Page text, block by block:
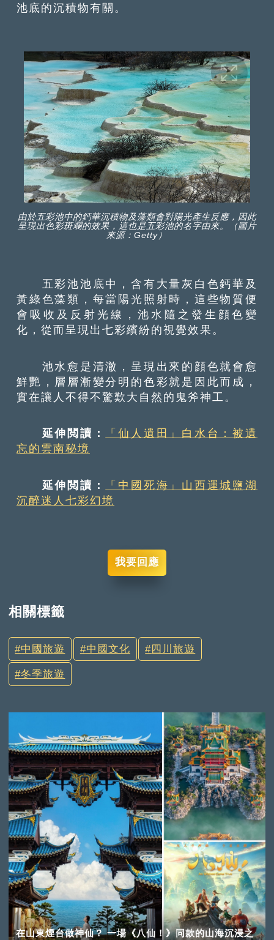
池底的沉積物有關。
由於五彩池中的鈣華沉積物及藻類會對陽光產生反應，因此
呈現出色彩斑斕的效果，這也是五彩池的名字由來。（圖片
來源：Getty）
五彩池池底中，含有大量灰白色鈣華及
黃綠色藻類，每當陽光照射時，這些物質便
會吸收及反射光線，池水隨之發生顔色變
化，從而呈現出七彩繽紛的視覺效果。
池水愈是清澈，呈現出來的顔色就會愈
鮮艷，層層漸變分明的色彩就是因此而成，
實在讓人不得不驚歎大自然的鬼斧神工。
延伸閲讀：
「仙人遺田」白水台：被遺
忘的雲南秘境
延伸閲讀：
「中國死海」山西運城鹽湖
沉醉迷人七彩幻境
我要回應
相關標籤
中國旅遊 中國文化 四川旅遊
冬季旅遊
在山東煙台做神仙？ 一場《八仙！》同款的山海沉浸之